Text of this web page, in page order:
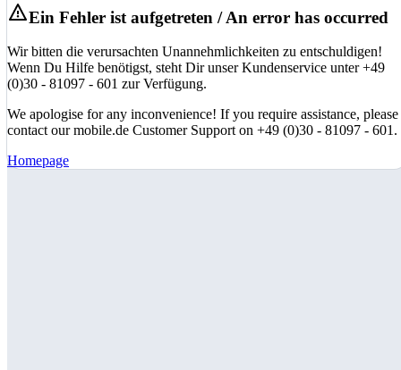
Ein Fehler ist aufgetreten / An error has occurred
Wir bitten die verursachten Unannehmlichkeiten zu entschuldigen!
Wenn Du Hilfe benötigst, steht Dir unser Kundenservice unter +49
(0)30 - 81097 - 601 zur Verfügung.
We apologise for any inconvenience! If you require assistance, please
contact our mobile.de Customer Support on +49 (0)30 - 81097 - 601.
Homepage